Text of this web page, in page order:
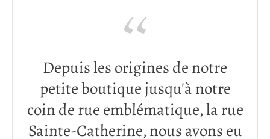
Depuis les origines de notre
petite boutique jusqu'à notre
coin de rue emblématique, la rue
Sainte-Catherine, nous avons eu